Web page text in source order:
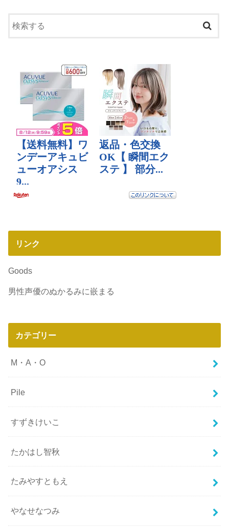
リンク
Goods
男性声優のぬかるみに嵌まる
カテゴリー
M・A・O
Pile
すずきけいこ
たかはし智秋
たみやすともえ
やなせなつみ